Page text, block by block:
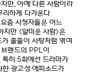
만,아예 다른 사람이라
리하게 다가온다.
요즘 시청자들은 어느
지만 <얄미운 사람>은
줄줄이 사탕처럼 엮여
랜드의 PPL이
특히5회에선 드라마가
한 광고성 에피소드가